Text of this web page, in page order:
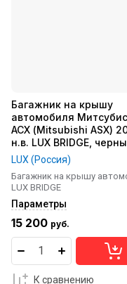
Багажник на крышу
автомобиля
АСХ (Mitsubishi ASX)
н.в. LUX BRIDGE,
LUX (Россия)
Багажник на крышу
LUX BRIDGE
Параметры
15 200 руб.
К сравнению